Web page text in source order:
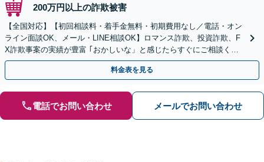
200万円以上の詐欺被害
【全国対応】【初回相談料・着手金無料・初期費用なし／電話・オン
ライン面談OK、メール・LINE相談OK】ロマンス詐欺、投資詐欺、F
X詐欺事案の実績が豊富 ｢おかしいな」と感じたらすぐにご相談くだ
さい。
料金表を見る
電話でお問い合わせ メールでお問い合わせ